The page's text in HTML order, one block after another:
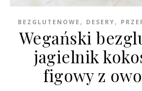
BEZGLUTENOWE , DESERY,
Wegański
jagielnik
figowy z